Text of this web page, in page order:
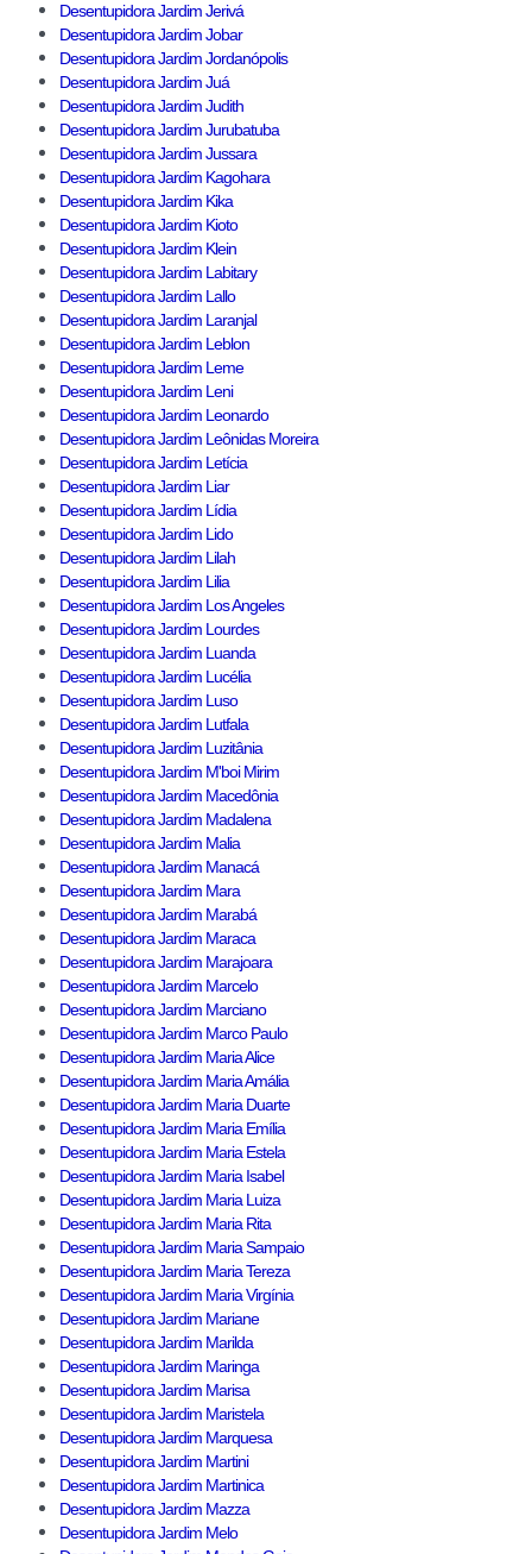
Desentupidora Jardim Jerivá
Desentupidora Jardim Jobar
Desentupidora Jardim Jordanópolis
Desentupidora Jardim Juá
Desentupidora Jardim Judith
Desentupidora Jardim Jurubatuba
Desentupidora Jardim Jussara
Desentupidora Jardim Kagohara
Desentupidora Jardim Kika
Desentupidora Jardim Kioto
Desentupidora Jardim Klein
Desentupidora Jardim Labitary
Desentupidora Jardim Lallo
Desentupidora Jardim Laranjal
Desentupidora Jardim Leblon
Desentupidora Jardim Leme
Desentupidora Jardim Leni
Desentupidora Jardim Leonardo
Desentupidora Jardim Leônidas Moreira
Desentupidora Jardim Letícia
Desentupidora Jardim Liar
Desentupidora Jardim Lídia
Desentupidora Jardim Lido
Desentupidora Jardim Lilah
Desentupidora Jardim Lilia
Desentupidora Jardim Los Angeles
Desentupidora Jardim Lourdes
Desentupidora Jardim Luanda
Desentupidora Jardim Lucélia
Desentupidora Jardim Luso
Desentupidora Jardim Lutfala
Desentupidora Jardim Luzitânia
Desentupidora Jardim M'boi Mirim
Desentupidora Jardim Macedônia
Desentupidora Jardim Madalena
Desentupidora Jardim Malia
Desentupidora Jardim Manacá
Desentupidora Jardim Mara
Desentupidora Jardim Marabá
Desentupidora Jardim Maraca
Desentupidora Jardim Marajoara
Desentupidora Jardim Marcelo
Desentupidora Jardim Marciano
Desentupidora Jardim Marco Paulo
Desentupidora Jardim Maria Alice
Desentupidora Jardim Maria Amália
Desentupidora Jardim Maria Duarte
Desentupidora Jardim Maria Emília
Desentupidora Jardim Maria Estela
Desentupidora Jardim Maria Isabel
Desentupidora Jardim Maria Luiza
Desentupidora Jardim Maria Rita
Desentupidora Jardim Maria Sampaio
Desentupidora Jardim Maria Tereza
Desentupidora Jardim Maria Virgínia
Desentupidora Jardim Mariane
Desentupidora Jardim Marilda
Desentupidora Jardim Maringa
Desentupidora Jardim Marisa
Desentupidora Jardim Maristela
Desentupidora Jardim Marquesa
Desentupidora Jardim Martini
Desentupidora Jardim Martinica
Desentupidora Jardim Mazza
Desentupidora Jardim Melo